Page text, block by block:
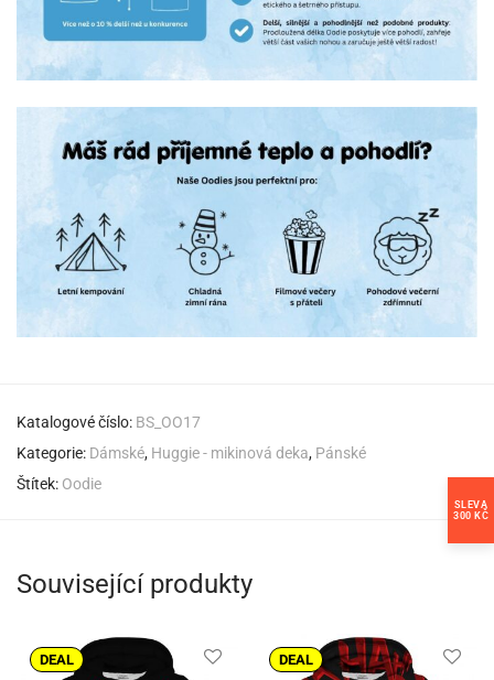
Katalogové číslo: BS_OO17
Kategorie: Dámské, Huggie - mikinová deka, Pánské
Štítek: Oodie
Související produkty
DEAL DEAL
SLEVA
300 KČ